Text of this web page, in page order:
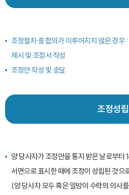
조정절차 중 합의가 이루어지지 않은 경우
제시 및 조정서 작성
조정안 작성 및 송달
조정성립
양 당사자가 조정안을 통지 받은 날로부터
서면으로 표시한 때에 조정이 성립된 것으
(양 당사자 모두 혹은 일방이 수락의 의사